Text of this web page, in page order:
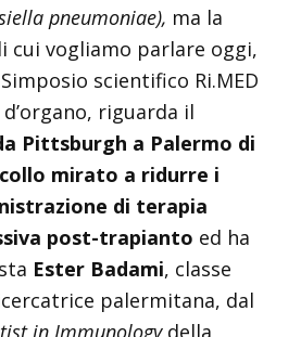
pneumoniae), ma la
cui vogliamo parlare oggi,
scientifico Ri.MED
riguarda il
Pittsburgh a Palermo di
mirato a ridurre i
di terapia
post-trapianto ed ha
Ester Badami, classe
palermitana, dal
in Immunologydella